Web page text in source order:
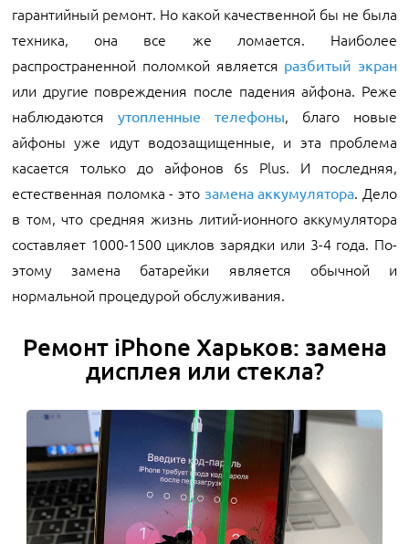
гарантийный ремонт. Но какой качественной бы не была
техника, она все же ломается. Наиболее
распространенной поломкой является разбитый экран
или другие повреждения после падения айфона. Реже
наблюдаются утопленные телефоны, благо новые
айфоны уже идут водозащищенные, и эта проблема
касается только до айфонов 6s Plus. И последняя,
естественная поломка - это замена аккумулятора. Дело
в том, что средняя жизнь литий-ионного аккумулятора
составляет 1000-1500 циклов зарядки или 3-4 года. По-
этому замена батарейки является обычной и
нормальной процедурой обслуживания.
Ремонт iPhone Харьков: замена
дисплея или стекла?